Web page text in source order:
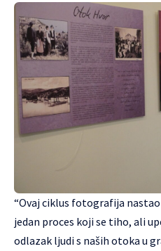
“Ovaj ciklus fotografija
jedan proces koji se tiho, ali
odlazak ljudi s naših otoka u